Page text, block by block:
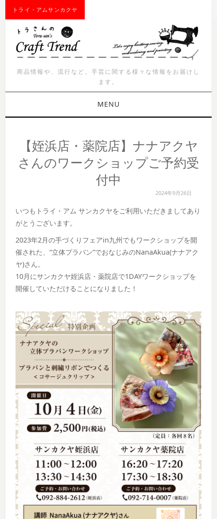
トライ・アムサンカクヤ
商品情報や、流行など。手芸に関する様々な情報をお届けし
ます。
MENU
商品紹介
【姪浜店・薬院店】ナナアクヤ
さんのワークショップご予約受
付中
2024年9月26日
いつもトライ・アム サンカクヤをご利用いただきましてあり
がとうございます。
2023年2月の手づくりフェアin九州でもワークショップを開
催された、“立体プラバン”でおなじみのNanaAkua(ナナアク
ヤ)さん。
10月にサンカクヤ姪浜店・薬院店で1DAYワークショップを
開催していただけることになりました！